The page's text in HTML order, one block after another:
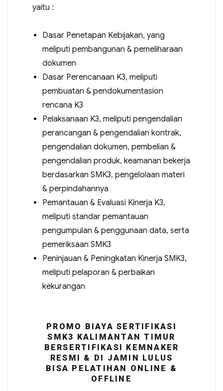
yaitu :
Dasar Penetapan Kebijakan, yang
meliputi pembangunan & pemeliharaan
dokumen
Dasar Perencanaan K3, meliputi
pembuatan & pendokumentasion
rencana K3
Pelaksanaan K3, meliputi pengendalian
perancangan & pengendalian kontrak,
pengendalian dokumen, pembelian &
pengendalian produk, keamanan bekerja
berdasarkan SMK3, pengelolaan materi
& perpindahannya
Pemantauan & Evaluasi Kinerja K3,
meliputi standar pemantauan
pengumpulan & penggunaan data, serta
pemeriksaan SMK3
Peninjauan & Peningkatan Kinerja SMK3,
meliputi pelaporan & perbaikan
kekurangan
PROMO BIAYA SERTIFIKASI
SMK3 KALIMANTAN TIMUR
BERSERTIFIKASI KEMNAKER
RESMI & DI JAMIN LULUS
BISA PELATIHAN ONLINE &
OFFLINE